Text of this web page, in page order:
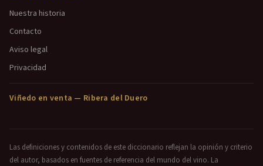
Nuestra historia
Contacto
Aviso legal
Privacidad
Viñedo en venta — Ribera del Duero
Las definiciones y contenidos de este diccionario reflejan la opinión y criterio
del autor, basados en fuentes de referencia del mundo del vino. La